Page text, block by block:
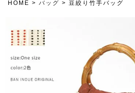
HOME バッグ 豆絞り竹手バッグ